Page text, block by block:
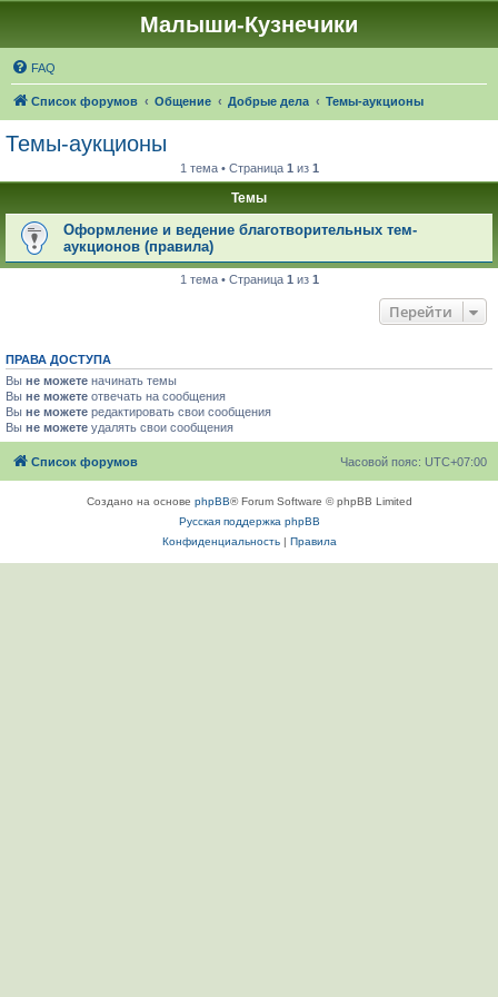
Малыши-Кузнечики
FAQ
Список форумов Общение Добрые дела Темы-аукционы
Темы-аукционы
1 тема • Страница 1 из 1
Темы
Оформление и ведение благотворительных тем-
аукционов (правила)
1 тема • Страница 1 из 1
Перейти
ПРАВА ДОСТУПА
Вы не можете начинать темы
Вы не можете отвечать на сообщения
Вы не можете редактировать свои сообщения
Вы не можете удалять свои сообщения
Список форумов Часовой пояс: UTC+07:00
Создано на основе phpBB® Forum Software © phpBB Limited
Русская поддержка phpBB
Конфиденциальность| Правила